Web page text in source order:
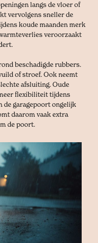
langs de vloer of
vervolgens sneller de
koude maanden merk
veroorzaakt
beschadigde rubbers.
of stroef. Ook neemt
afsluiting. Oude
flexibiliteit tijdens
de garagepoort ongelijk
daarom vaak extra
de poort.